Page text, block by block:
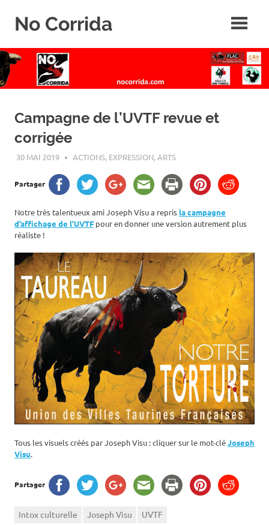
No Corrida
de
la
corrida
Campagne de l’UVTF revue et
corrigée
30 MAI 2019 ROGER LAHANA
ACTIONS, EXPRESSION, ARTS
Partager
Notre très talentueux ami Joseph Visu a repris la campagne
d’affichage de l’UVTF pour en donner une version autrement plus
réaliste !
Tous les visuels créés par Joseph Visu : cliquer sur le mot-cléJoseph
Visu.
Partager
Intox culturelle Joseph Visu UVTF